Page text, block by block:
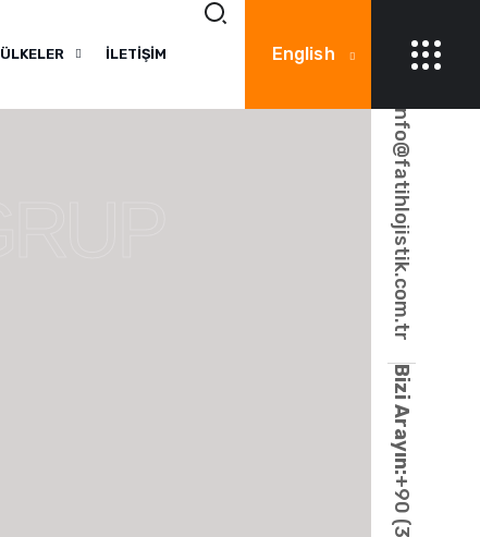
ÜLKELER İLETİŞİM English E-posta:
info@fatihlojistik.com.tr
Bizi Arayın: